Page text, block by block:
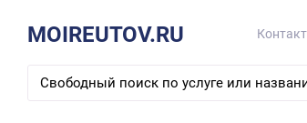
MOIREUTOV.RU